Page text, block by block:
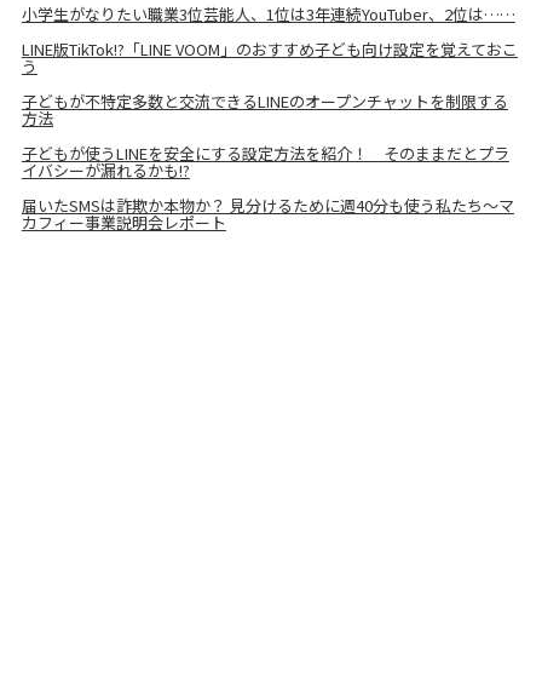
小学生がなりたい職業3位芸能人、1位は3年連続YouTuber、2位は……
LINE版TikTok!?「LINE VOOM」のおすすめ子ども向け設定を覚えておこ
う
子どもが不特定多数と交流できるLINEのオープンチャットを制限する
方法
子どもが使うLINEを安全にする設定方法を紹介！ そのままだとプラ
イバシーが漏れるかも!?
届いたSMSは詐欺か本物か？ 見分けるために週40分も使う私たち～マ
カフィー事業説明会レポート